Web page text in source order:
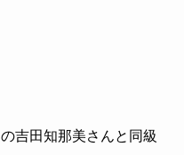
吉田知那美さんと同級